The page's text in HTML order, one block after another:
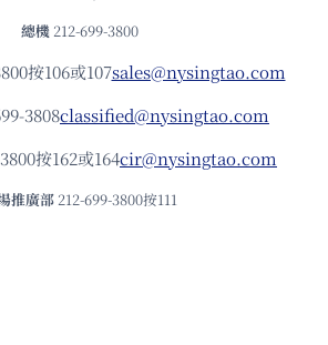
總機 212-699-3800
按106或107sales@nysingtao.com
3808classified@nysingtao.com
按162或164cir@nysingtao.com
推廣部 212-699-3800按111